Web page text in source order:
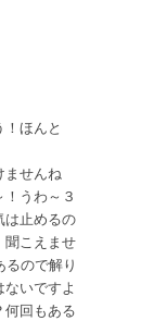
ほんと
ませんね
うわ～３
は止めるの
聞こえませ
ので解り
いですよ
何回もある